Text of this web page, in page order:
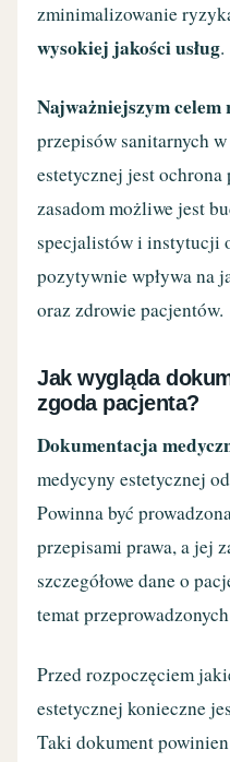
zminimalizowanie
wysokiej jakości usług.
Najważniejszym
przepisów sanitarnych
estetycznej jest
zasadom możliwe jest
specjalistów i instytucji
pozytywnie wpływa na
oraz zdrowie pacjentów.
Jak wygląda
zgoda pacjenta?
Dokumentacja
medycyny estetycznej
Powinna być
przepisami prawa, a jej
szczegółowe dane o
temat
Przed rozpoczęciem
estetycznej konieczne
Taki dokument